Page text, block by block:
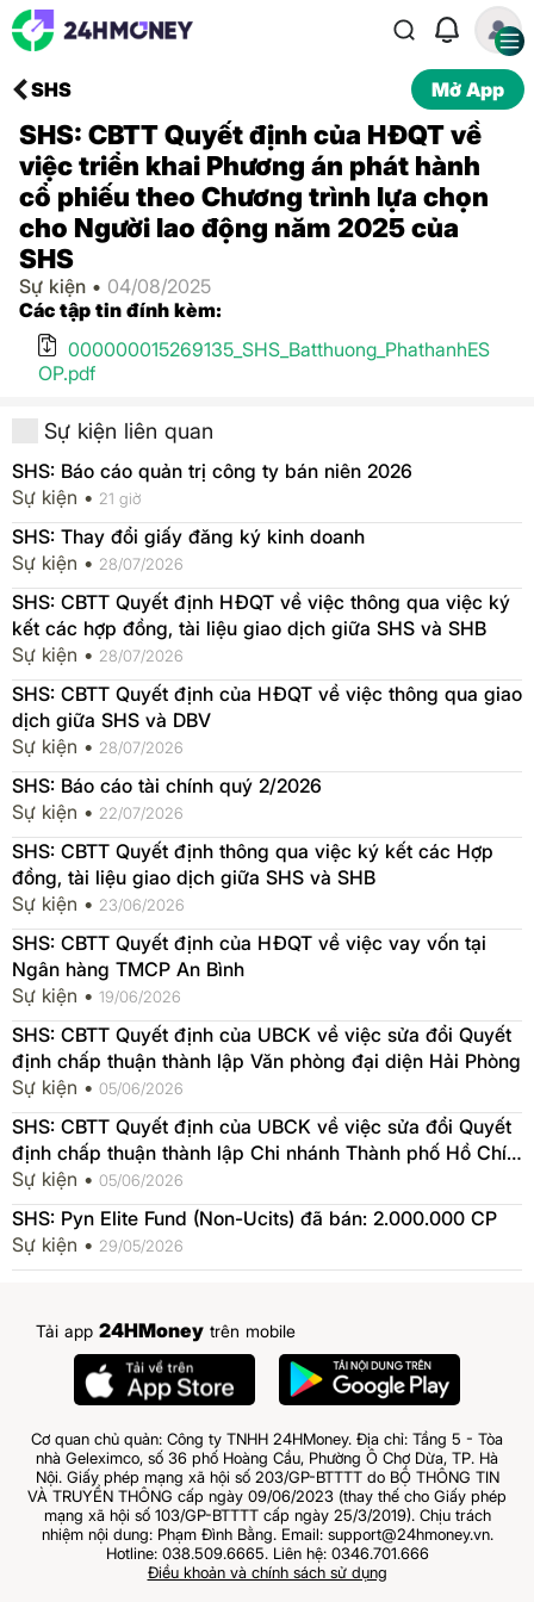
SHS Mở App
SHS: CBTT Quyết định của HĐQT về
việc triển khai Phương án phát hành
cổ phiếu theo Chương trình lựa chọn
cho Người lao động năm 2025 của
SHS
Sự kiện • 04/08/2025
Các tập tin đính kèm:
000000015269135_SHS_Batthuong_PhathanhES
OP.pdf
Sự kiện liên quan
SHS: Báo cáo quản trị công ty bán niên 2026
Sự kiện • 21 giờ
SHS: Thay đổi giấy đăng ký kinh doanh
Sự kiện • 28/07/2026
SHS: CBTT Quyết định HĐQT về việc thông qua việc ký
kết các hợp đồng, tài liệu giao dịch giữa SHS và SHB
Sự kiện • 28/07/2026
SHS: CBTT Quyết định của HĐQT về việc thông qua giao
dịch giữa SHS và DBV
Sự kiện • 28/07/2026
SHS: Báo cáo tài chính quý 2/2026
Sự kiện • 22/07/2026
SHS: CBTT Quyết định thông qua việc ký kết các Hợp
đồng, tài liệu giao dịch giữa SHS và SHB
Sự kiện • 23/06/2026
SHS: CBTT Quyết định của HĐQT về việc vay vốn tại
Ngân hàng TMCP An Bình
Sự kiện • 19/06/2026
SHS: CBTT Quyết định của UBCK về việc sửa đổi Quyết
định chấp thuận thành lập Văn phòng đại diện Hải Phòng
Sự kiện • 05/06/2026
SHS: CBTT Quyết định của UBCK về việc sửa đổi Quyết
định chấp thuận thành lập Chi nhánh Thành phố Hồ Chí
Minh
Sự kiện • 05/06/2026
SHS: Pyn Elite Fund (Non-Ucits) đã bán: 2.000.000 CP
Sự kiện • 29/05/2026
Tải app 24HMoney trên mobile
Cơ quan chủ quản: Công ty TNHH 24HMoney. Địa chỉ: Tầng 5 - Tòa
nhà Geleximco, số 36 phố Hoàng Cầu, Phường Ô Chợ Dừa, TP. Hà
Nội. Giấy phép mạng xã hội số 203/GP-BTTTT do BỘ THÔNG TIN
VÀ TRUYỀN THÔNG cấp ngày 09/06/2023 (thay thế cho Giấy phép
mạng xã hội số 103/GP-BTTTT cấp ngày 25/3/2019). Chịu trách
nhiệm nội dung: Phạm Đình Bằng. Email: support@24hmoney.vn.
Hotline: 038.509.6665. Liên hệ: 0346.701.666
Điều khoản và chính sách sử dụng